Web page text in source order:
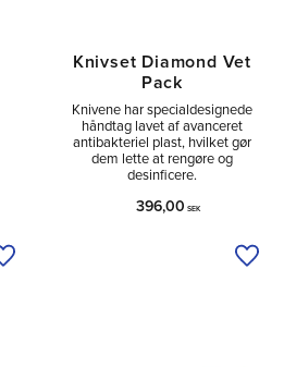
Tilføj til ønskeliste
Knivset Diamond Vet
Pack
Knivene har specialdesignede
håndtag lavet af avanceret
antibakteriel plast, hvilket gør
dem lette at rengøre og
desinficere.
396,00 SEK